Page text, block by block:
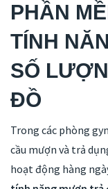
PHẦN
TÍNH
SỐ
ĐỒ
Trong các phòng
cầu mượn và trả
hoạt động hàng